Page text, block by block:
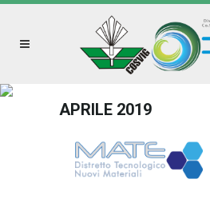
APRILE 2019